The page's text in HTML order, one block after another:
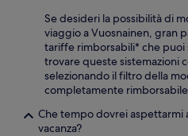
Se desideri la possibilità di
viaggio a Vuosnainen, gran
tariffe rimborsabili* che
trovare queste sistemazioni
selezionando il filtro della
completamente
Che tempo dovrei aspettarmi
vacanza?